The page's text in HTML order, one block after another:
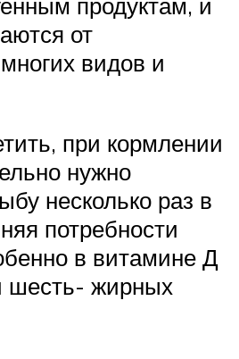
продуктам, и
от
видов и
при кормлении
нужно
несколько раз в
потребности
в витамине Д
шесть- жирных